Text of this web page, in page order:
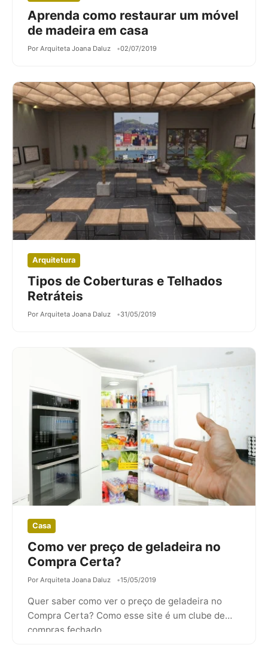
Aprenda como restaurar um móvel
de madeira em casa
Por Arquiteta Joana Daluz 02/07/2019
Arquitetura
Tipos de Coberturas e Telhados
Retráteis
Por Arquiteta Joana Daluz 31/05/2019
Casa
Como ver preço de geladeira no
Compra Certa?
Por Arquiteta Joana Daluz 15/05/2019
Quer saber como ver o preço de geladeira no
Compra Certa? Como esse site é um clube de
compras fechado…